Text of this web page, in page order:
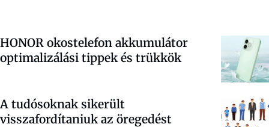
HONOR okostelefon akkumulátor
optimalizálási tippek és trükkök
A tudósoknak sikerült
visszafordítaniuk az öregedést